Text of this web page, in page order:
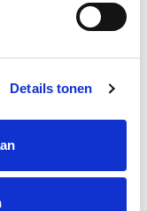
Details tonen
volgt
voor zover
en er
op